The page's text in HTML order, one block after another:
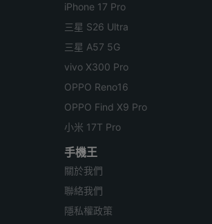
iPhone 17 Pro
三星 S26 Ultra
三星 A57 5G
vivo X300 Pro
OPPO Reno16
OPPO Find X9 Pro
小米 17T Pro
手機王
關於我們
聯絡我們
隱私權政策